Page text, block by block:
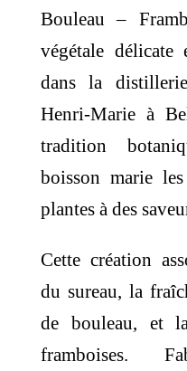
Bouleau –
végétale délicate
dans la
Henri-Marie à
tradition
boisson marie
plantes à des
Cette création
du sureau, la
de bouleau, et
framboises.